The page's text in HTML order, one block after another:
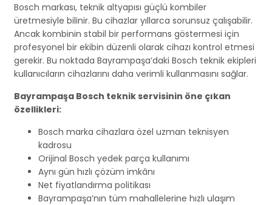
Bosch markası, teknik altyapısı güçlü kombiler
üretmesiyle bilinir. Bu cihazlar yıllarca sorunsuz çalışabilir.
Ancak kombinin stabil bir performans göstermesi için
profesyonel bir ekibin düzenli olarak cihazı kontrol etmesi
gerekir. Bu noktada Bayrampaşa’daki Bosch teknik ekipleri
kullanıcıların cihazlarını daha verimli kullanmasını sağlar.
Bayrampaşa Bosch teknik servisinin öne çıkan
özellikleri:
Bosch marka cihazlara özel uzman teknisyen
kadrosu
Orijinal Bosch yedek parça kullanımı
Aynı gün hızlı çözüm imkânı
Net fiyatlandırma politikası
Bayrampaşa’nın tüm mahallelerine hızlı ulaşım